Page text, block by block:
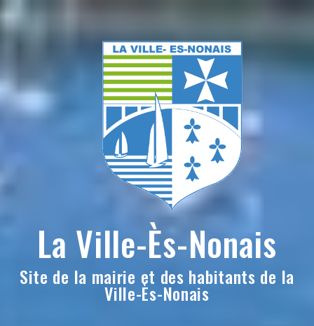
Skip
to
La Ville-Ès-Nonais
Site de la mairie et des habitants de la
Ville-Ès-Nonais